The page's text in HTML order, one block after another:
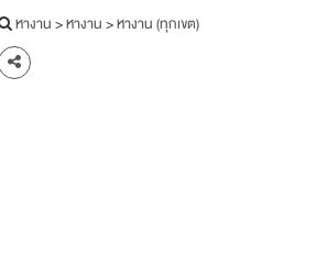
หางาน>หางาน>หางาน (ทุกเขต)